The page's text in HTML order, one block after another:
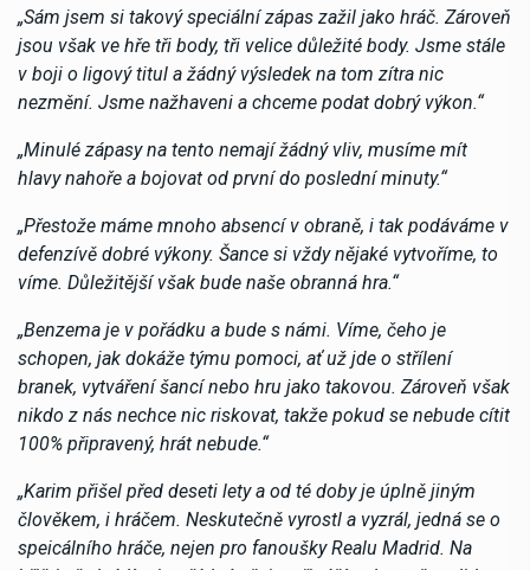
„Sám jsem si takový speciální zápas zažil jako hráč. Zároveň
jsou však ve hře tři body, tři velice důležité body. Jsme stále
v boji o ligový titul a žádný výsledek na tom zítra nic
nezmění. Jsme nažhaveni a chceme podat dobrý výkon.“
„Minulé zápasy na tento nemají žádný vliv, musíme mít
hlavy nahoře a bojovat od první do poslední minuty.“
„Přestože máme mnoho absencí v obraně, i tak podáváme v
defenzívě dobré výkony. Šance si vždy nějaké vytvoříme, to
víme. Důležitější však bude naše obranná hra.“
„Benzema je v pořádku a bude s námi. Víme, čeho je
schopen, jak dokáže týmu pomoci, ať už jde o střílení
branek, vytváření šancí nebo hru jako takovou. Zároveň však
nikdo z nás nechce nic riskovat, takže pokud se nebude cítit
100% připravený, hrát nebude.“
„Karim přišel před deseti lety a od té doby je úplně jiným
člověkem, i hráčem. Neskutečně vyrostl a vyzrál, jedná se o
speicálního hráče, nejen pro fanoušky Realu Madrid. Na